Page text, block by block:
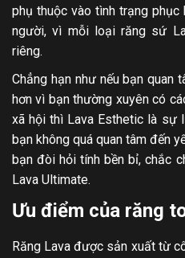
phụ thuộc vào tình trạng phục
người, vì mỗi loại răng sứ
riêng.
Chẳng hạn như nếu bạn quan
hơn vì bạn thường xuyên có
xã hội thì Lava Esthetic là sự
bạn không quá quan tâm đến
bạn đòi hỏi tính bền bỉ, chắc
Lava Ultimate.
Ưu điểm của răng
Răng Lava được sản xuất từ